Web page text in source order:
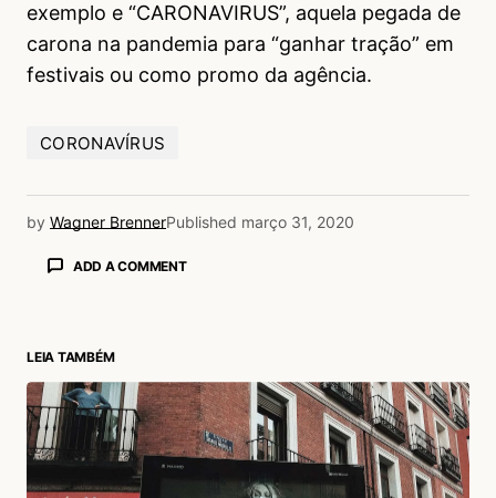
exemplo e “CARONAVIRUS”, aquela pegada de
carona na pandemia para “ganhar tração” em
festivais ou como promo da agência.
CORONAVÍRUS
by Wagner BrennerPublished março 31, 2020
ADD A COMMENT
LEIA TAMBÉM